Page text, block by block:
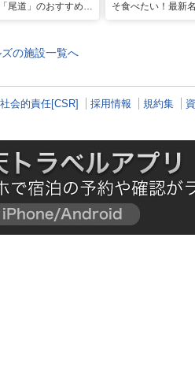
「尾道」のおすすめ観
そ食べたい！最新
の施設一覧へ
社会的責任[CSR] 採用情報 規約集